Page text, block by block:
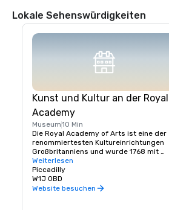
Lokale Sehenswürdigkeiten
Kunst und Kultur an der Royal
Academy
Museum10 Min
Die Royal Academy of Arts ist eine der
renommiertesten Kultureinrichtungen
Großbritanniens und wurde 1768 mit
Unterstützung von König George III.
gegründet. Es befindet sich im
Burlington House und wurde gegründet,
um die Schöpfung, den Genuss und die
Weiterlesen
Piccadilly
W1J 0BD
Website besuchen